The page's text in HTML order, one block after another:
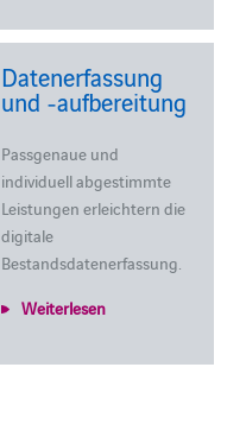
Datenerfassung
und ‑aufbereitung
Passgenaue und
individuell abgestimmte
Leistungen erleichtern die
digitale
Bestandsdatenerfassung.
Weiterlesen